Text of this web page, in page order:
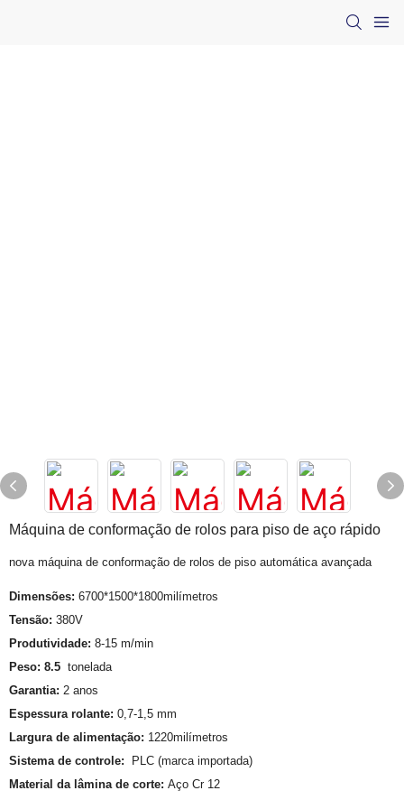
Máquina de conformação de rolos para piso de aço rápido
nova máquina de conformação de rolos de piso automática avançada
Dimensões: 6700*1500*1800milímetros
Tensão: 380V
Produtividade: 8-15 m/min
Peso: 8.5 tonelada
Garantia: 2 anos
Espessura rolante: 0,7-1,5 mm
Largura de alimentação: 1220milímetros
Sistema de controle:
PLC (marca importada)
Material da lâmina de corte: Aço Cr 12